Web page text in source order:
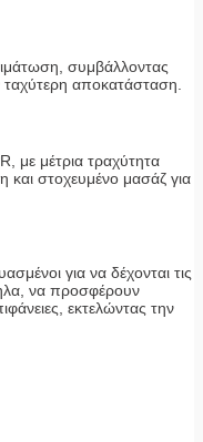
συμβάλλοντας
αποκατάσταση.
με μέτρια τραχύτητα
και στοχευμένο μασάζ για
για να δέχονται τις
να προσφέρουν
εκτελώντας την